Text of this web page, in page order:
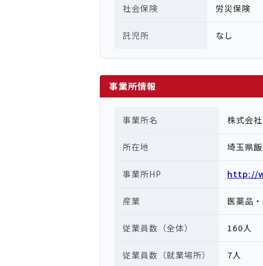
社会保険 労災保険
託児所 なし
事業所情報
事業所名 株式会
所在地 埼玉県
事業所HP http://
産業 医薬品
従業員数（全体） 160人
従業員数（就業場所） 7人